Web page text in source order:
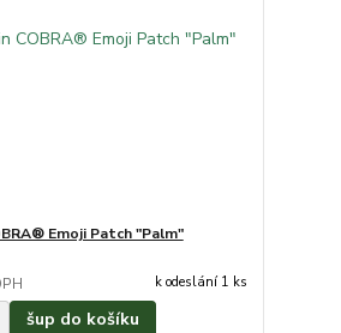
Emoji Patch "Palm"
k odeslání 1 ks
šup do košíku